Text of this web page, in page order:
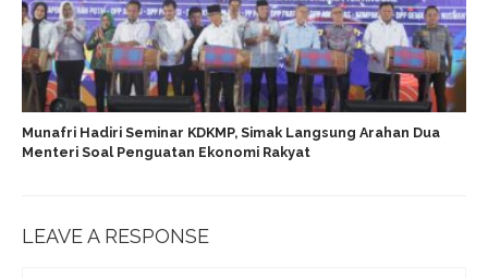
Munafri Hadiri Seminar KDKMP, Simak Langsung Arahan Dua
Menteri Soal Penguatan Ekonomi Rakyat
LEAVE A RESPONSE